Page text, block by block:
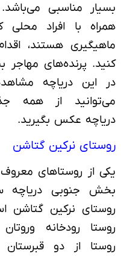
بسیار مناسبی
همراه با افراد
ماهیگیری هستند،
کنید. پرنده‌های مهاجر
در این دریاچه
می‌توانید از همه
دریاچه عکس بگیرید.
روستای نرکین گتاشن
یکی از روستاهای
بخش جنوبی دریاچه
روستای نرکین گتاشن
روستا رودخانه
روستا از دو قبرستان